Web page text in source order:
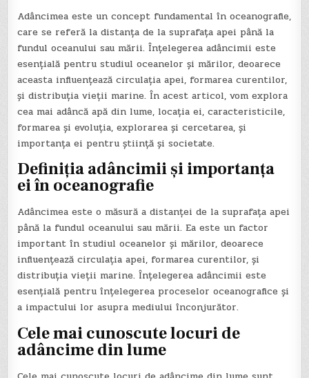
Adâncimea este un concept fundamental în oceanografie,
care se referă la distanța de la suprafața apei până la
fundul oceanului sau mării. Înțelegerea adâncimii este
esențială pentru studiul oceanelor și mărilor, deoarece
aceasta influențează circulația apei, formarea curentilor,
și distribuția vieții marine. În acest articol, vom explora
cea mai adâncă apă din lume, locația ei, caracteristicile,
formarea și evoluția, explorarea și cercetarea, și
importanța ei pentru știință și societate.
Definiția adâncimii și importanța
ei în oceanografie
Adâncimea este o măsură a distanței de la suprafața apei
până la fundul oceanului sau mării. Ea este un factor
important în studiul oceanelor și mărilor, deoarece
influențează circulația apei, formarea curentilor, și
distribuția vieții marine. Înțelegerea adâncimii este
esențială pentru înțelegerea proceselor oceanografice și
a impactului lor asupra mediului înconjurător.
Cele mai cunoscute locuri de
adâncime din lume